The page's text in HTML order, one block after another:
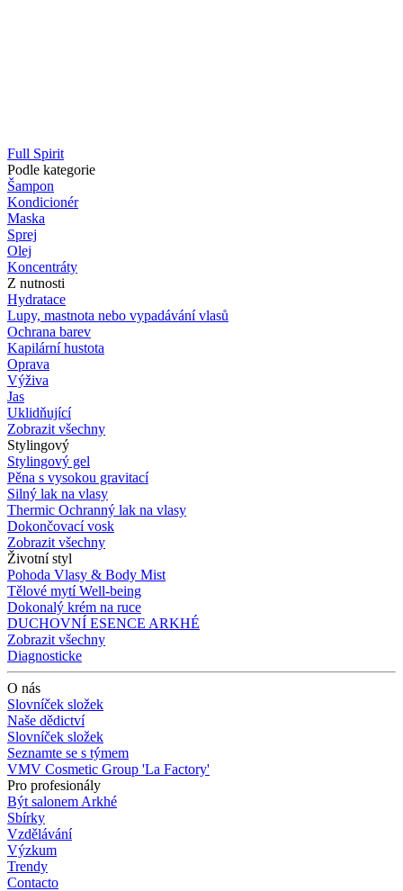
Full Spirit
Podle kategorie
Šampon
Kondicionér
Maska
Sprej
Olej
Koncentráty
Z nutnosti
Hydratace
Lupy, mastnota nebo vypadávání vlasů
Ochrana barev
Kapilární hustota
Oprava
Výživa
Jas
Uklidňující
Zobrazit všechny
Stylingový
Stylingový gel
Pěna s vysokou gravitací
Silný lak na vlasy
Thermic Ochranný lak na vlasy
Dokončovací vosk
Zobrazit všechny
Životní styl
Pohoda Vlasy & Body Mist
Tělové mytí Well-being
Dokonalý krém na ruce
DUCHOVNÍ ESENCE ARKHÉ
Zobrazit všechny
Diagnosticke
O nás
Slovníček složek
Naše dědictví
Slovníček složek
Seznamte se s týmem
VMV Cosmetic Group 'La Factory'
Pro profesionály
Být salonem Arkhé
Sbírky
Vzdělávání
Výzkum
Trendy
Contacto